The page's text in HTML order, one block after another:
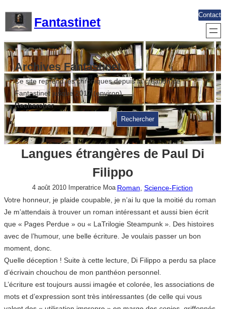
contenu
Fantastinet
Contact
Archives Fantastinet
Ce site reprend les chroniques depuis la création de
Fantastinet jusque 2017 (environ)
Rechercher
Rechercher
Langues étrangères de Paul Di
Filippo
4 août 2010 Imperatrice Moa Roman Science-Fiction
Votre honneur, je plaide coupable, je n’ai lu que la moitié du roman
Je m’attendais à trouver un roman intéressant et aussi bien écrit
que « Pages Perdue » ou « LaTrilogie Steampunk ». Des histoires
avec de l’humour, une belle écriture. Je voulais passer un bon
moment, donc.
Quelle déception ! Suite à cette lecture, Di Filippo a perdu sa place
d’écrivain chouchou de mon panthéon personnel.
L’écriture est toujours aussi imagée et colorée, les associations de
mots et d’expression sont très intéressantes (de celle qui vous